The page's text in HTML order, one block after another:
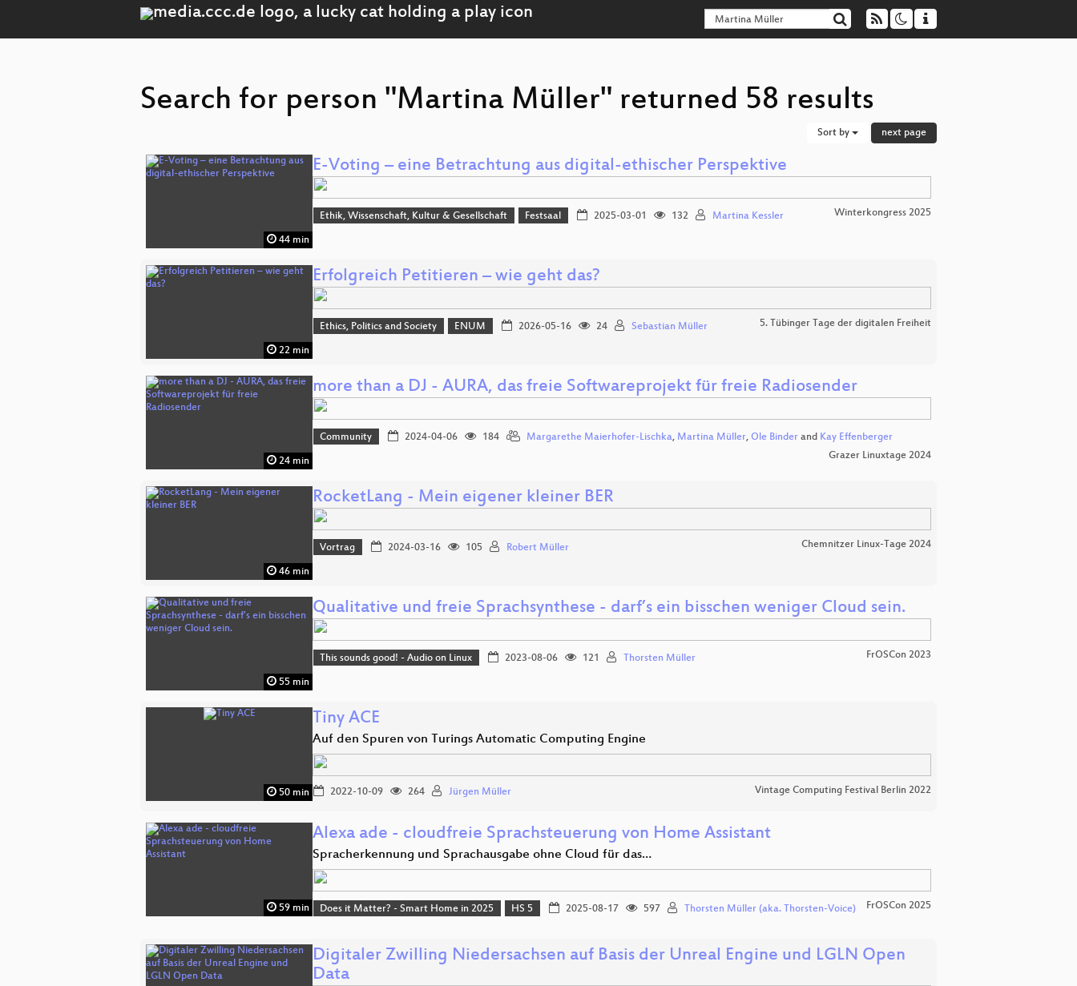
Search for person "Martina Müller" returned 58 results
Sort by next page
44 min
E-Voting – eine Betrachtung aus digital-ethischer Perspektive
Ethik, Wissenschaft, Kultur & Gesellschaft Festsaal 2025-03-01 132 Martina Kessler Winterkongress 2025
22 min
Erfolgreich Petitieren – wie geht das?
Ethics, Politics and Society ENUM 2026-05-16 24 Sebastian Müller 5. Tübinger Tage der digitalen Freiheit
24 min
more than a DJ - AURA, das freie Softwareprojekt für freie Radiosender
Community 2024-04-06 184 Margarethe Maierhofer-Lischka, Martina Müller, Ole Binderand Kay Effenberger
Grazer Linuxtage 2024
46 min
RocketLang - Mein eigener kleiner BER
Vortrag 2024-03-16 105 Robert Müller Chemnitzer Linux-Tage 2024
55 min
Qualitative und freie Sprachsynthese - darf’s ein bisschen weniger Cloud sein.
This sounds good! - Audio on Linux 2023-08-06 121 Thorsten Müller FrOSCon 2023
50 min
Tiny ACE
Auf den Spuren von Turings Automatic Computing Engine
2022-10-09 264 Jürgen Müller Vintage Computing Festival Berlin 2022
59 min
Alexa ade - cloudfreie Sprachsteuerung von Home Assistant
Spracherkennung und Sprachausgabe ohne Cloud für das…
Does it Matter? - Smart Home in 2025 HS 5 2025-08-17 597 Thorsten Müller (aka. Thorsten-Voice) FrOSCon 2025
Digitaler Zwilling Niedersachsen auf Basis der Unreal Engine und LGLN Open
Data